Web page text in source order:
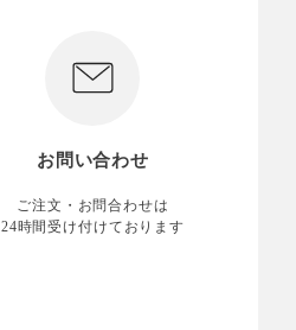
お問い合わせ
ご注文・お問合わせは
24時間受け付けております